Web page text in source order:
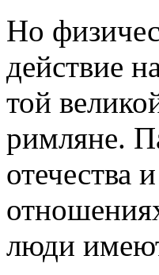
Но
действие
той
римляне.
отечества
люди